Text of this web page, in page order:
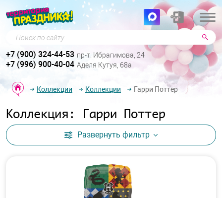
Поиск по сайту
+7 (900) 324-44-53 пр-т. Ибрагимова, 24
+7 (996) 900-40-04 Аделя Кутуя, 68а
Коллекции Коллекции Гарри Поттер
Коллекция: Гарри Поттер
Развернуть фильтр